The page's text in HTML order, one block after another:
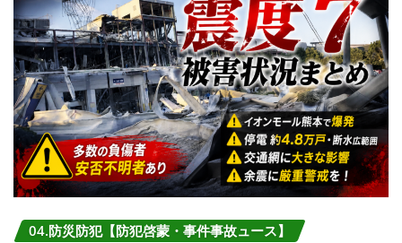
04.防災防犯【防犯啓蒙・事件事故ュース】